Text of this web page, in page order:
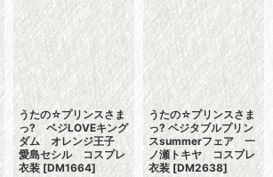
うたの☆プリンスさま
っ? ベジLOVEキング
ダム オレンジ王子
愛島セシル コスプレ
衣装 [DM1664]
うたの☆プリンスさま
っ? ベジタブルプリン
スsummerフェア 一
ノ瀬トキヤ コスプレ
衣装 [DM2638]